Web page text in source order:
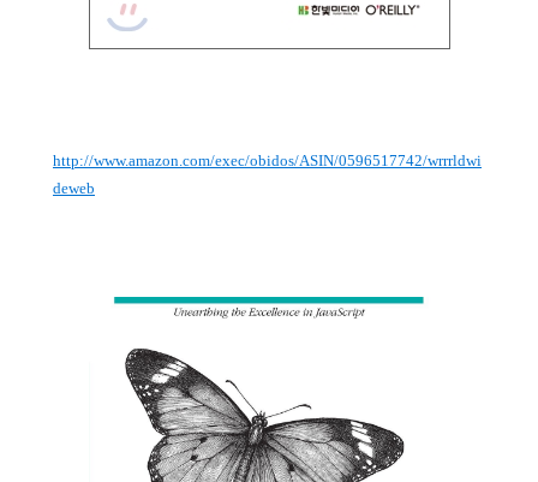
http://www.amazon.com/exec/obidos/ASIN/0596517742/wrrrldwi
deweb